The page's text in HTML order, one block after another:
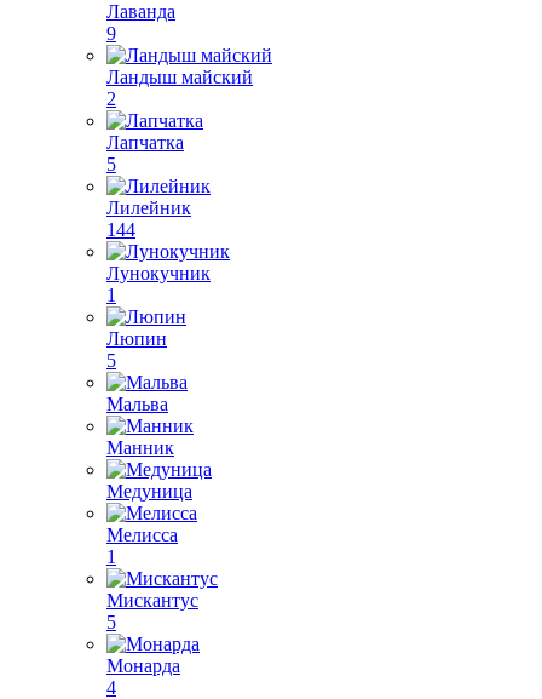
Лаванда
9
Ландыш майский
2
Лапчатка
5
Лилейник
144
Лунокучник
1
Люпин
5
Мальва
Манник
Медуница
Мелисса
1
Мискантус
5
Монарда
4